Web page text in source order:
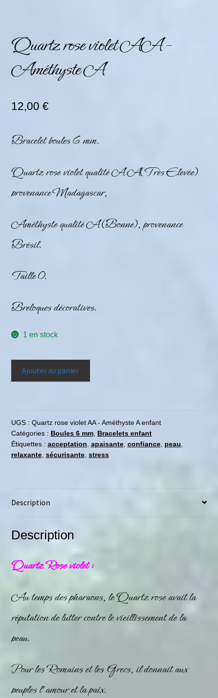
Quartz rose violet AA –
Améthyste A
12,00 €
Bracelet boules 6 mm.
Quartz rose violet qualité A A(Très Elevée)
provenance Madagascar,
Améthyste qualité A (Bonne), provenance
Brésil.
Taille 0.
Breloques décoratives.
1 en stock
Ajouter au panier
UGS : Quartz rose violet AA - Améthyste A enfant
Catégories : Boules 6 mm, Bracelets enfant
Étiquettes : acceptation apaisante, confiance, peau
relaxante, sécurisante, stress
Description
Description
Quartz Rose violet :
Au temps des pharaons, leQuartz roseavait la
réputation de lutter contre le vieillissement de la
peau.
Pour les Romains et les Grecs, il donnait aux
peuples l’amour et la paix.